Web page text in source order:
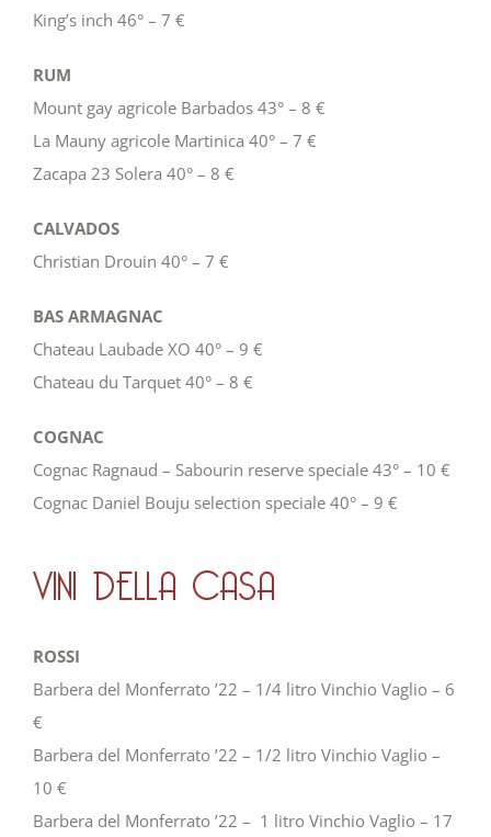
King’s inch 46° – 7 €
RUM
Mount gay agricole Barbados 43° – 8 €
La Mauny agricole Martinica 40° – 7 €
Zacapa 23 Solera 40° – 8 €
CALVADOS
Christian Drouin 40° – 7 €
BAS ARMAGNAC
Chateau Laubade XO 40° – 9 €
Chateau du Tarquet 40° – 8 €
COGNAC
Cognac Ragnaud – Sabourin reserve speciale 43° – 10 €
Cognac Daniel Bouju selection speciale 40° – 9 €
VINI DELLA CASA
ROSSI
Barbera del Monferrato ’22 – 1/4 litro Vinchio Vaglio – 6
€
Barbera del Monferrato ’22 – 1/2 litro Vinchio Vaglio –
10 €
Barbera del Monferrato ’22 – 1 litro Vinchio Vaglio – 17